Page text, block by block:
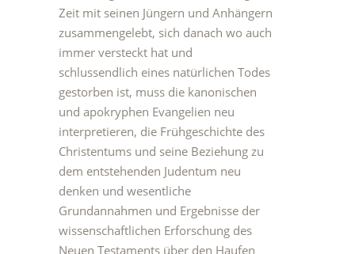
Zeit mit seinen Jüngern und Anhängern
zusammengelebt, sich danach wo auch
immer versteckt hat und
schlussendlich eines natürlichen Todes
gestorben ist, muss die kanonischen
und apokryphen Evangelien neu
interpretieren, die Frühgeschichte des
Christentums und seine Beziehung zu
dem entstehenden Judentum neu
denken und wesentliche
Grundannahmen und Ergebnisse der
wissenschaftlichen Erforschung des
Neuen Testaments über den Haufen